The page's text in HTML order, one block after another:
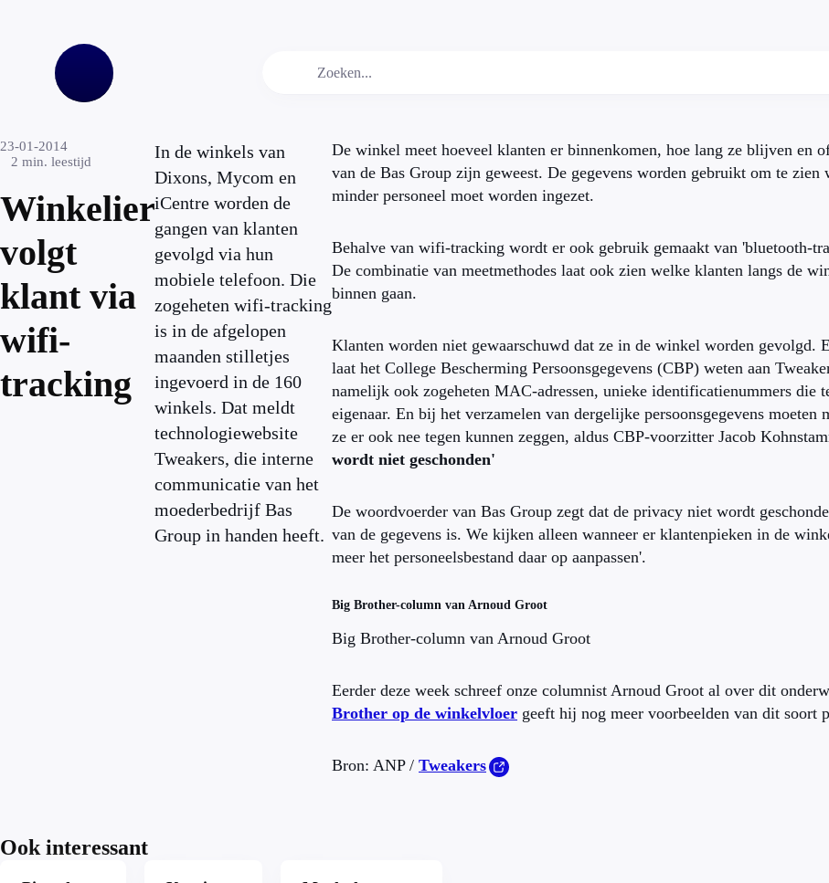
23-01-2014
2 min. leestijd
Winkelier
volgt
klant via
wifi-
tracking
In de winkels van
Dixons, Mycom en
iCentre worden de
gangen van klanten
gevolgd via hun
mobiele telefoon. Die
zogeheten wifi-tracking
is in de afgelopen
maanden stilletjes
ingevoerd in de 160
winkels. Dat meldt
technologiewebsite
Tweakers, die interne
communicatie van het
moederbedrijf Bas
Group in handen heeft.
De winkel meet hoeveel klanten er binnenkomen, hoe lang ze blijven en
van de Bas Group zijn geweest. De gegevens worden gebruikt om te zien
minder personeel moet worden ingezet.
Behalve van wifi-tracking wordt er ook gebruik gemaakt van 'bluetooth-
De combinatie van meetmethodes laat ook zien welke klanten langs de
binnen gaan.
Klanten worden niet gewaarschuwd dat ze in de winkel worden gevolgd.
laat het College Bescherming Persoonsgegevens (CBP) weten aan
namelijk ook zogeheten MAC-adressen, unieke identificatienummers die
eigenaar. En bij het verzamelen van dergelijke persoonsgegevens moeten
ze er ook nee tegen kunnen zeggen, aldus CBP-voorzitter Jacob
wordt niet geschonden'
De woordvoerder van Bas Group zegt dat de privacy niet wordt
van de gegevens is. We kijken alleen wanneer er klantenpieken in de
meer het personeelsbestand daar op aanpassen'.
Big Brother-column van Arnoud Groot
Big Brother-column van Arnoud Groot
Eerder deze week schreef onze columnist Arnoud Groot al over dit
Brother op de winkelvloer geeft hij nog meer voorbeelden van dit soort
Bron: ANP / Tweakers
Ook interessant